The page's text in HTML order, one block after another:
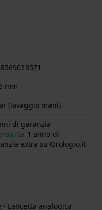
mm
(lavaggio mani)
di garanzia
1 anno di
extra su Orologio.it
- Lancetta analogica